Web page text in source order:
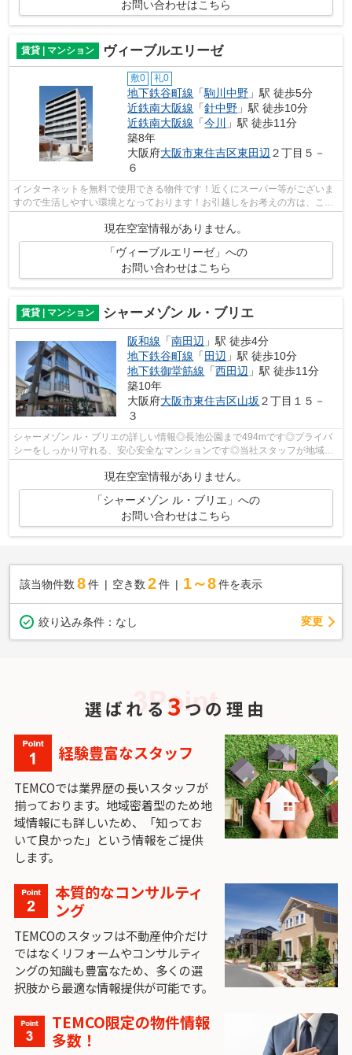
お問い合わせはこちら
賃貸 | マンション ヴィーブルエリーゼ
敷0 礼0
地下鉄谷町線 「駒川中野 」駅 徒歩5分
近鉄南大阪線 「針中野 」駅 徒歩10分
近鉄南大阪線 「今川
」駅 徒歩11分
築8年
大阪府大阪市東住吉区東田辺 ２丁目５－
６
インターネットを無料で使用できる物件です！近くにスーパー等がございま
すので生活しやすい環境となっております！お引越しをお考えの方は、こち
らＴＥＭＣＯからお探しになりません...
現在空室情報がありません。
「ヴィーブルエリーゼ」への
お問い合わせはこちら
賃貸 | マンション シャーメゾン ル・ブリエ
阪和線 「南田辺 」駅 徒歩4分
地下鉄谷町線 「 田辺 」駅 徒歩10分
地下鉄御堂筋線 「西田辺 」駅 徒歩11分
築10年
大阪府大阪市東住吉区山坂 ２丁目１５－
３
シャーメゾン ル・ブリエの詳しい情報◎長池公園まで494mです◎プライバ
シーをしっかり守れる、安心安全なマンションです◎当社スタッフが地域の
現在空室情報がありません。
「シャーメゾン ル・ブリエ」への
お問い合わせはこちら
該当物件数 8件 空き数 2 件 1～8 件を表示
絞り込み条件： なし 変更
選ばれる 3 つの理由
経験豊富なスタッフ
TEMCOでは業界歴の長いスタッフが
揃っております。地域密着型のため地
域情報にも詳しいため、「知ってお
いて良かった」という情報をご提供
します。
本質的なコンサルティ
ング
TEMCOのスタッフは不動産仲介だけ
ではなくリフォームやコンサルティ
ングの知識も豊富なため、多くの選
択肢から最適な情報提供が可能です。
TEMCO限定の物件情報
多数！